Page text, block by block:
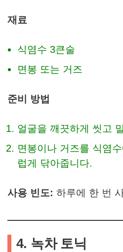
재료
식염수 3큰술
면봉 또는 거즈
준비 방법
얼굴을 깨끗하게 씻고
면봉이나 거즈를 식염
럽게 닦아줍니다.
사용 빈도: 하루에 한 번
4. 녹차 토닉